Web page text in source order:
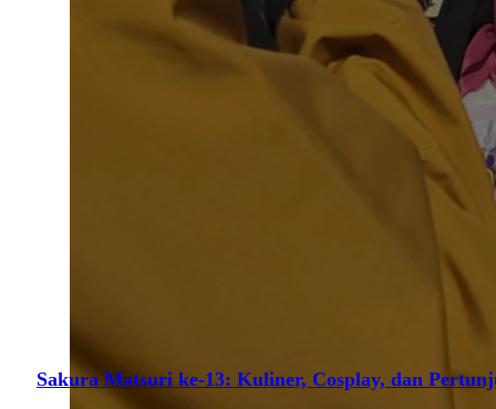
Sakura Matsuri ke-13: Kuliner, Cosplay, dan